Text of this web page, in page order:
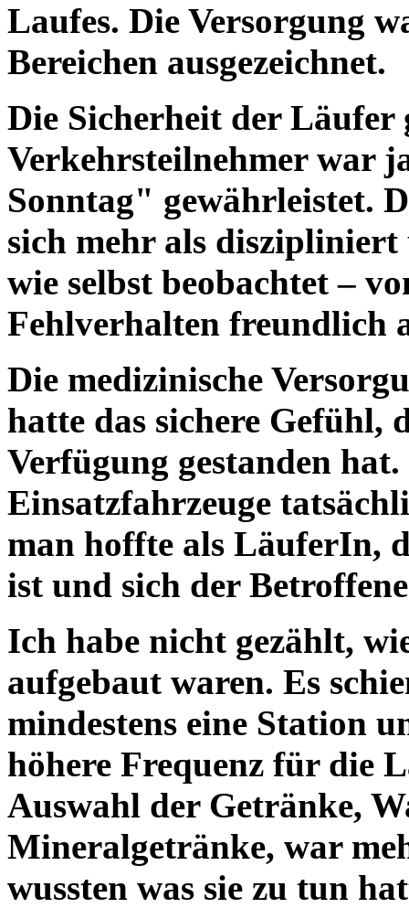
Laufes. Die Versorgung
Bereichen ausgezeichnet.
Die Sicherheit der Läufer
Verkehrsteilnehmer war
Sonntag" gewährleistet.
sich mehr als
wie selbst beobachtet –
Fehlverhalten freundlich
Die medizinische
hatte das sichere Gefühl,
Verfügung gestanden
Einsatzfahrzeuge
man hoffte als LäuferIn,
ist und sich der
Ich habe nicht gezählt,
aufgebaut waren. Es
mindestens eine Station
höhere Frequenz für die
Auswahl der Getränke,
Mineralgetränke, war
wussten was sie zu tun